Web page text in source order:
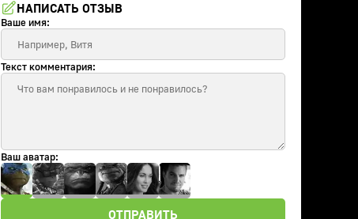
НАПИСАТЬ ОТЗЫВ
Ваше имя:
Текст комментария:
Ваш аватар:
ОТПРАВИТЬ